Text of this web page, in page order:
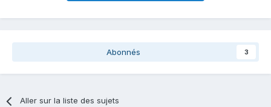
Abonnés 3
Aller sur la liste des sujets